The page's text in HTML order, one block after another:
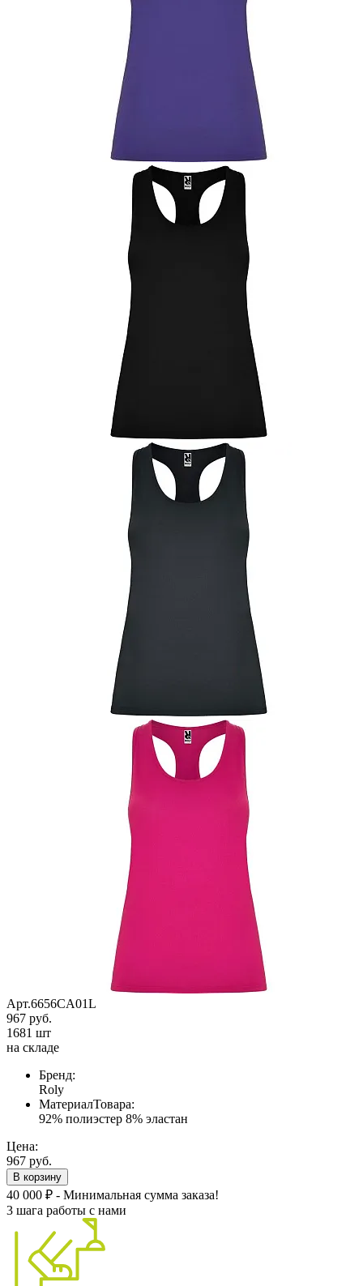
Арт.6656CA01L
967 руб.
1681 шт
на складе
Бренд:
Roly
МатериалТовара:
92% полиэстер 8% эластан
Цена:
967 руб.
В корзину
40 000 ₽ - Минимальная сумма заказа!
3 шага работы с нами